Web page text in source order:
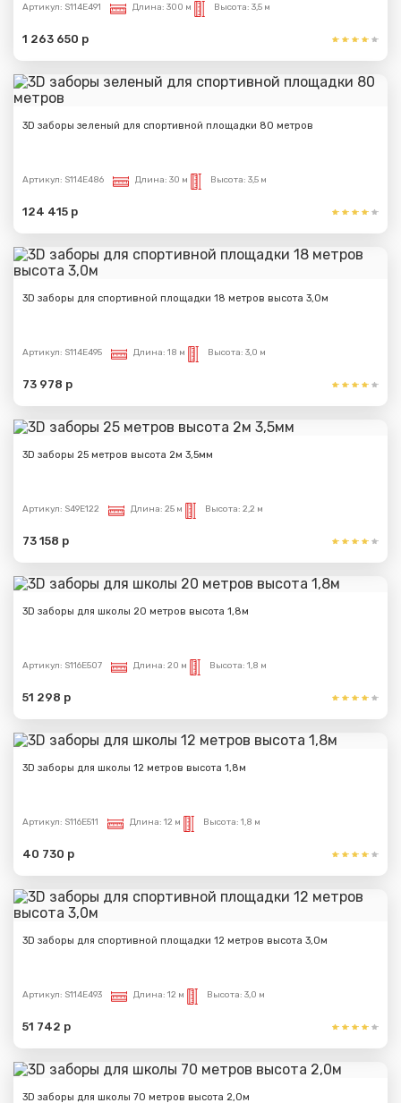
Артикул: S114E491 Длина: 300 м Высота: 3,5 м
1 263 650 р
3D заборы зеленый для спортивной площадки 80 метров
Артикул: S114E486 Длина: 30 м Высота: 3,5 м
124 415 р
3D заборы для спортивной площадки 18 метров высота 3,0м
Артикул: S114E495 Длина: 18 м Высота: 3,0 м
73 978 р
3D заборы 25 метров высота 2м 3,5мм
Артикул: S49E122 Длина: 25 м Высота: 2,2 м
73 158 р
3D заборы для школы 20 метров высота 1,8м
Артикул: S116E507 Длина: 20 м Высота: 1,8 м
51 298 р
3D заборы для школы 12 метров высота 1,8м
Артикул: S116E511 Длина: 12 м Высота: 1,8 м
40 730 р
3D заборы для спортивной площадки 12 метров высота 3,0м
Артикул: S114E493 Длина: 12 м Высота: 3,0 м
51 742 р
3D заборы для школы 70 метров высота 2,0м